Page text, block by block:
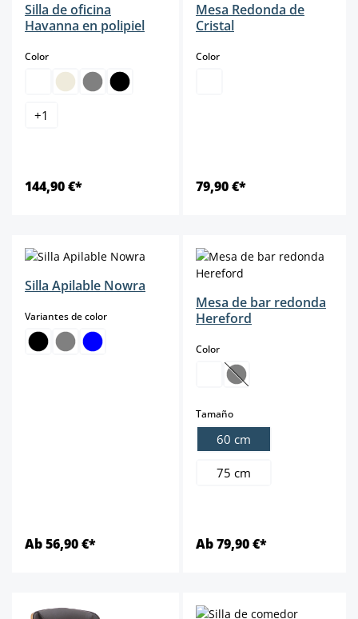
Silla de oficina
Havanna en polipiel
Colorselect
+1
144,90 €*
Mesa Redonda de
Cristal
Colorselect
79,90 €*
Silla Apilable Nowra
Variantes de colorselect
Ab 56,90 €*
Mesa de bar redonda
Hereford
Colorselect
(Esta opción no está
Tamañoselect
60 cm
75 cm
Ab 79,90 €*